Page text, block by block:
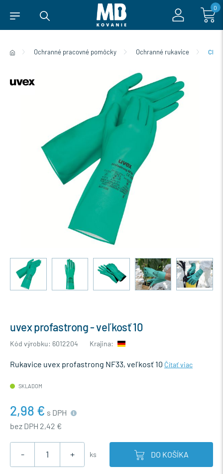
0
Ochranné pracovné pomôcky Ochranné rukavice
uvex profastrong - veľkosť 10
Kód výrobku: 6012204 Krajina:
Rukavice uvex profastrong NF33, veľkosť 10 Čítať viac
SKLADOM
2,98 € s DPH
bez DPH 2,42 €
- + ks DO KOŠÍKA